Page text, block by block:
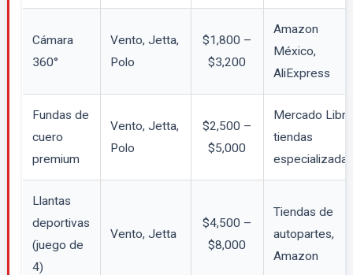
Cámara
360°
Vento, Jetta,
Polo
$1,800 –
$3,200
Amazon
México,
AliExpress
Fundas de
cuero
premium
Vento, Jetta,
Polo
$2,500 –
$5,000
Mercado
tiendas
especializadas
Llantas
deportivas
(juego de
4)
Vento, Jetta
$4,500 –
$8,000
Tiendas de
autopartes,
Amazon